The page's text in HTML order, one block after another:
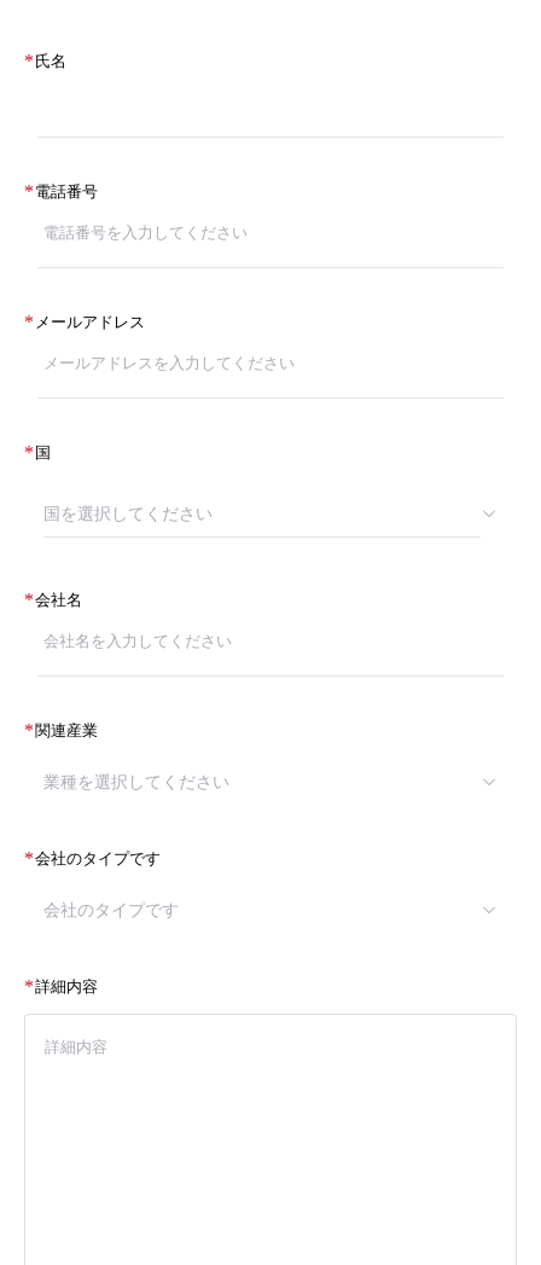
*氏名
*電話番号
* メールアドレス
*国
国を選択してください
*会社名
*関連産業
業種を選択してください
*会社のタイプです
会社のタイプです
*詳細内容